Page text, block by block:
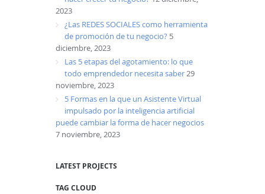
2023
¿Las REDES SOCIALES como herramienta
de promoción de tu negocio? 5
diciembre, 2023
Las 5 etapas del agotamiento: lo que
todo emprendedor necesita saber29
noviembre, 2023
5 Formas en la que un Asistente Virtual
impulsado por la inteligencia artificial
puede cambiar la forma de hacer negocios
7 noviembre, 2023
LATEST PROJECTS
TAG CLOUD